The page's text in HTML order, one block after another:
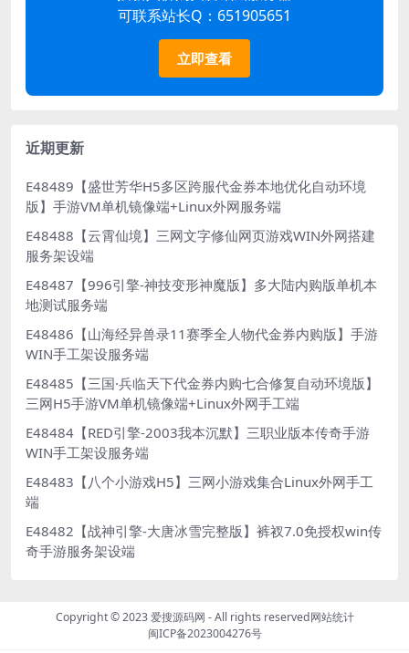
可联系站长Q：651905651
立即查看
近期更新
E48489【盛世芳华H5多区跨服代金券本地优化自动环境
版】手游VM单机镜像端+Linux外网服务端
E48488【云霄仙境】三网文字修仙网页游戏WIN外网搭建
服务架设端
E48487【996引擎-神技变形神魔版】多大陆内购版单机本
地测试服务端
E48486【山海经异兽录11赛季全人物代金券内购版】手游
WIN手工架设服务端
E48485【三国·兵临天下代金券内购七合修复自动环境版】
三网H5手游VM单机镜像端+Linux外网手工端
E48484【RED引擎-2003我本沉默】三职业版本传奇手游
WIN手工架设服务端
E48483【八个小游戏H5】三网小游戏集合Linux外网手工
端
E48482【战神引擎-大唐冰雪完整版】裤衩7.0免授权win传
奇手游服务架设端
Copyright © 2023爱搜源码网 - All rights reserved网站统计
闽ICP备2023004276号